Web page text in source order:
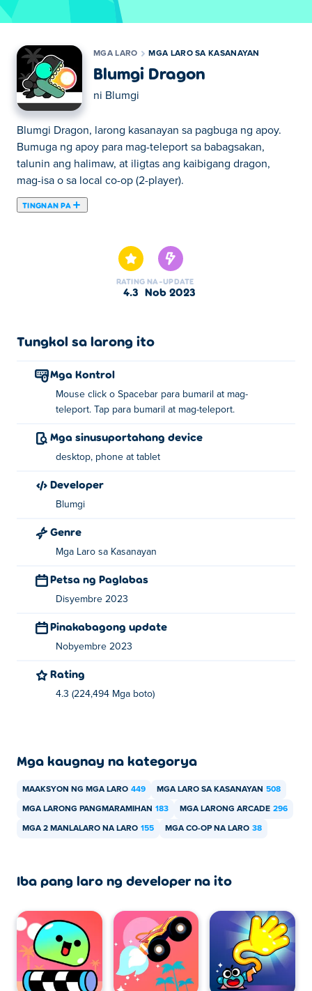
MGA LARO MGA LARO SA KASANAYAN
Blumgi Dragon
ni Blumgi
Blumgi Dragon, larong kasanayan sa pagbuga ng apoy.
Bumuga ng apoy para mag-teleport sa babagsakan,
talunin ang halimaw, at iligtas ang kaibigang dragon,
mag-isa o sa local co-op (2-player).
TINGNAN PA
RATING
4.3
NA-UPDATE
Nob 2023
Tungkol sa larong ito
Mga Kontrol
Mouse click o Spacebar para bumaril at mag-
teleport. Tap para bumaril at mag-teleport.
Mga sinusuportahang device
desktop, phone at tablet
Developer
Blumgi
Genre
Mga Laro sa Kasanayan
Petsa ng Paglabas
Disyembre 2023
Pinakabagong update
Nobyembre 2023
Rating
4.3 (224,494 Mga boto)
Mga kaugnay na kategorya
MAAKSYON NG MGA LARO 449 MGA LARO SA KASANAYAN 508
MGA LARONG PANGMARAMIHAN 183 MGA LARONG ARCADE 296
MGA 2 MANLALARO NA LARO 155 MGA CO-OP NA LARO 38
Iba pang laro ng developer na ito